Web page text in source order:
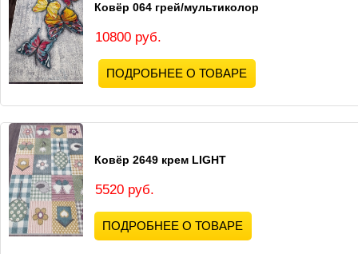
Ковёр 064 грей/мультиколор
10800 руб.
ПОДРОБНЕЕ О ТОВАРЕ
Ковёр 2649 крем LIGHT
5520 руб.
ПОДРОБНЕЕ О ТОВАРЕ